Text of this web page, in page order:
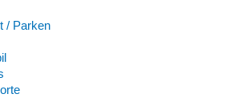
/ Parken